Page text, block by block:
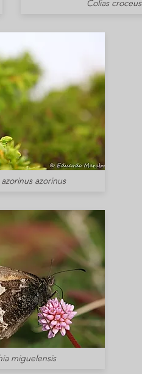
Colias croceus
azorinus
miguelensis